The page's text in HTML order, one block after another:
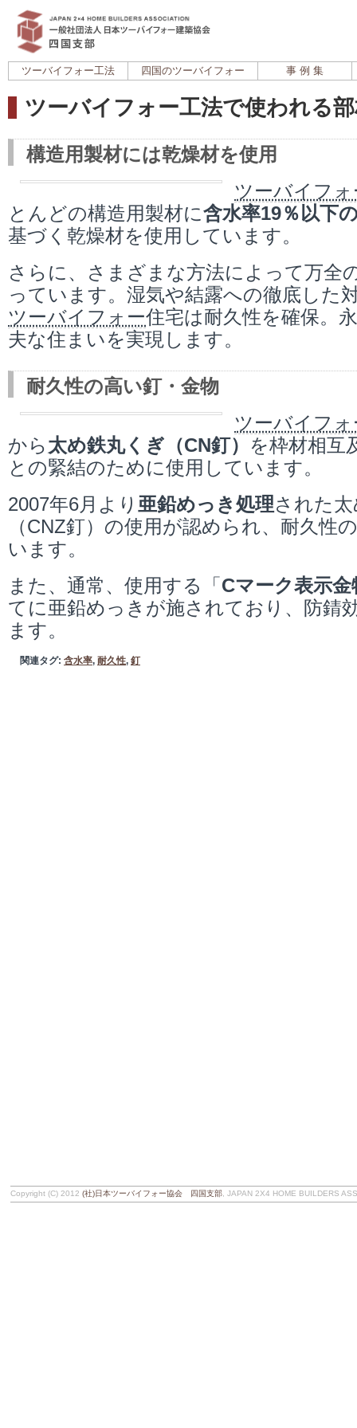
ツーバイフォー工法 四国のツーバイフォー 事 例 集
ツーバイフォー工法で使われる
構造用製材には乾燥材を使用
ツーバイフォ
とんどの構造用製材に含水率19％以下
基づく乾燥材を使用しています。
さらに、さまざまな方法によって万全
っています。湿気や結露への徹底した
ツーバイフォー住宅は耐久性を確保。
夫な住まいを実現します。
耐久性の高い釘・金物
ツーバイフォ
から太め鉄丸くぎ（CN釘） を枠材相互
との緊結のために使用しています。
2007年6月より 亜鉛めっき処理された
（CNZ釘）の使用が認められ、耐久性
います。
また、通常、使用する「 Cマーク表示金
てに亜鉛めっきが施されており、防錆
ます。
関連タグ: 含水率, 耐久性, 釘
Copyright (C) 2012 (社)日本ツーバイフォー協会 四国支部 , JAPAN 2X4 HOME BUILDERS